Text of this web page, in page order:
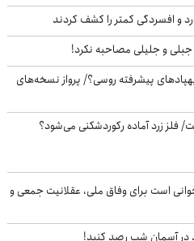
و افسردگی کمتر را کشف کردند
و جلیلی مصاحبه نکرد!
پهپادهای پیشرفته روسی؟/ پرواز نسخه‌های
فلز زرد آماده رکوردشکنی می‌شود؟
است برای وفاق ملی، عقلانیت جمعی و
در آسمان شب رصد کنید!